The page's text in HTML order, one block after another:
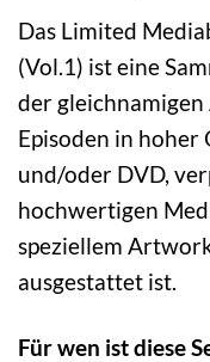
Das Limited
(Vol.1) ist eine
der
Episoden in
und/oder DVD,
hochwertigen
speziellem
ausgestattet ist.
Für wen ist diese